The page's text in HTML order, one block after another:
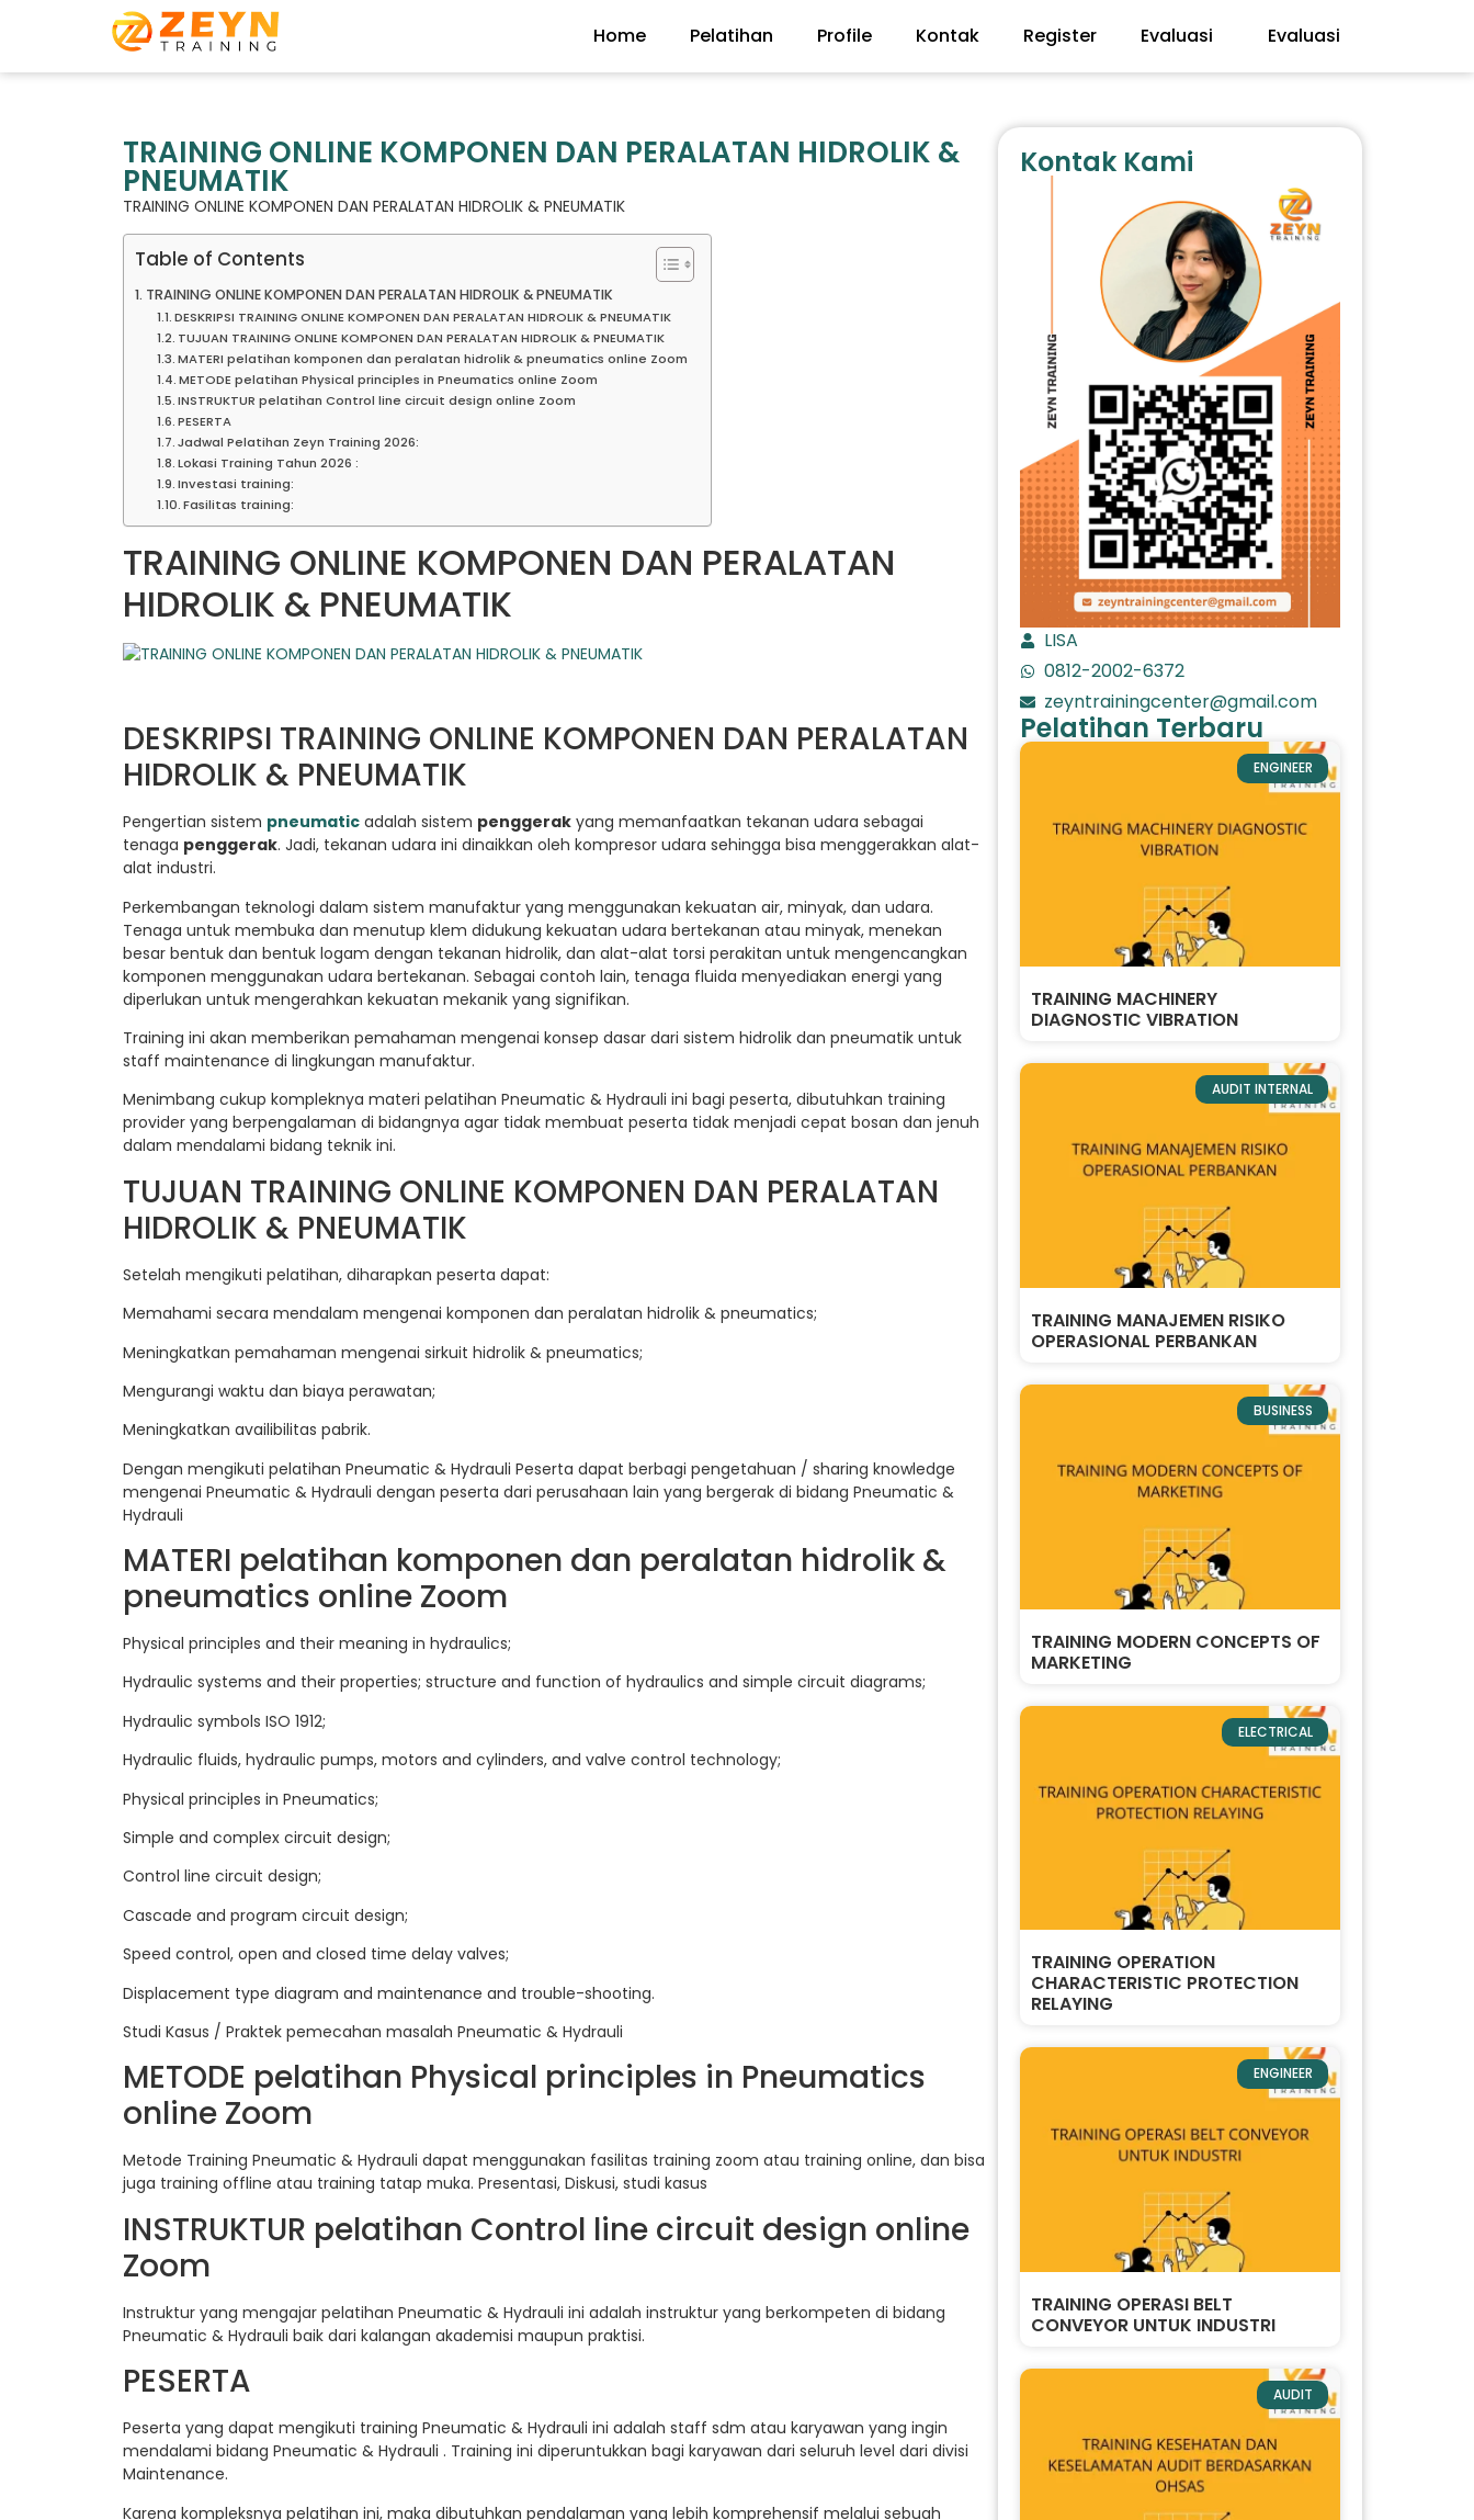
Home Pelatihan Profile Kontak Register Evaluasi Evaluasi
TRAINING ONLINE KOMPONEN DAN PERALATAN HIDROLIK &
PNEUMATIK
TRAINING ONLINE KOMPONEN DAN PERALATAN HIDROLIK & PNEUMATIK
Table of Contents
TRAINING ONLINE KOMPONEN DAN PERALATAN HIDROLIK & PNEUMATIK
DESKRIPSI TRAINING ONLINE KOMPONEN DAN PERALATAN HIDROLIK & PNEUMATIK
TUJUAN TRAINING ONLINE KOMPONEN DAN PERALATAN HIDROLIK & PNEUMATIK
MATERI pelatihan komponen dan peralatan hidrolik & pneumatics online Zoom
METODE pelatihan Physical principles in Pneumatics online Zoom
INSTRUKTUR pelatihan Control line circuit design online Zoom
PESERTA
Jadwal Pelatihan Zeyn Training 2026:
Lokasi Training Tahun 2026 :
Investasi training:
Fasilitas training:
TRAINING ONLINE KOMPONEN DAN PERALATAN
HIDROLIK & PNEUMATIK
DESKRIPSI TRAINING ONLINE KOMPONEN DAN PERALATAN
HIDROLIK & PNEUMATIK
Pengertian sistem pneumatic adalah sistem penggerak yang memanfaatkan tekanan udara sebagai
tenaga penggerak. Jadi, tekanan udara ini dinaikkan oleh kompresor udara sehingga bisa menggerakkan alat-
alat industri.
Perkembangan teknologi dalam sistem manufaktur yang menggunakan kekuatan air, minyak, dan udara.
Tenaga untuk membuka dan menutup klem didukung kekuatan udara bertekanan atau minyak, menekan
besar bentuk dan bentuk logam dengan tekanan hidrolik, dan alat-alat torsi perakitan untuk mengencangkan
komponen menggunakan udara bertekanan. Sebagai contoh lain, tenaga fluida menyediakan energi yang
diperlukan untuk mengerahkan kekuatan mekanik yang signifikan.
Training ini akan memberikan pemahaman mengenai konsep dasar dari sistem hidrolik dan pneumatik untuk
staff maintenance di lingkungan manufaktur.
Menimbang cukup kompleknya materi pelatihan Pneumatic & Hydrauli ini bagi peserta, dibutuhkan training
provider yang berpengalaman di bidangnya agar tidak membuat peserta tidak menjadi cepat bosan dan jenuh
dalam mendalami bidang teknik ini.
TUJUAN TRAINING ONLINE KOMPONEN DAN PERALATAN
HIDROLIK & PNEUMATIK
Setelah mengikuti pelatihan, diharapkan peserta dapat:
Memahami secara mendalam mengenai komponen dan peralatan hidrolik & pneumatics;
Meningkatkan pemahaman mengenai sirkuit hidrolik & pneumatics;
Mengurangi waktu dan biaya perawatan;
Meningkatkan availibilitas pabrik.
Dengan mengikuti pelatihan Pneumatic & Hydrauli Peserta dapat berbagi pengetahuan / sharing knowledge
mengenai Pneumatic & Hydrauli dengan peserta dari perusahaan lain yang bergerak di bidang Pneumatic &
Hydrauli
MATERI pelatihan komponen dan peralatan hidrolik &
pneumatics online Zoom
Physical principles and their meaning in hydraulics;
Hydraulic systems and their properties; structure and function of hydraulics and simple circuit diagrams;
Hydraulic symbols ISO 1912;
Hydraulic fluids, hydraulic pumps, motors and cylinders, and valve control technology;
Physical principles in Pneumatics;
Simple and complex circuit design;
Control line circuit design;
Cascade and program circuit design;
Speed control, open and closed time delay valves;
Displacement type diagram and maintenance and trouble-shooting.
Studi Kasus / Praktek pemecahan masalah Pneumatic & Hydrauli
METODE pelatihan Physical principles in Pneumatics
online Zoom
Metode Training Pneumatic & Hydrauli dapat menggunakan fasilitas training zoom atau training online, dan bisa
juga training offline atau training tatap muka. Presentasi, Diskusi, studi kasus
INSTRUKTUR pelatihan Control line circuit design online
Zoom
Instruktur yang mengajar pelatihan Pneumatic & Hydrauli ini adalah instruktur yang berkompeten di bidang
Pneumatic & Hydrauli baik dari kalangan akademisi maupun praktisi.
PESERTA
Peserta yang dapat mengikuti training Pneumatic & Hydrauli ini adalah staff sdm atau karyawan yang ingin
mendalami bidang Pneumatic & Hydrauli . Training ini diperuntukkan bagi karyawan dari seluruh level dari divisi
Maintenance.
Karena kompleksnya pelatihan ini, maka dibutuhkan pendalaman yang lebih komprehensif melalui sebuah
Kontak Kami
LISA
0812-2002-6372
zeyntrainingcenter@gmail.com
Pelatihan Terbaru
ENGINEER
TRAINING MACHINERY
DIAGNOSTIC VIBRATION
AUDIT INTERNAL
TRAINING MANAJEMEN RISIKO
OPERASIONAL PERBANKAN
BUSINESS
TRAINING MODERN CONCEPTS OF
MARKETING
ELECTRICAL
TRAINING OPERATION
CHARACTERISTIC PROTECTION
RELAYING
ENGINEER
TRAINING OPERASI BELT
CONVEYOR UNTUK INDUSTRI
AUDIT